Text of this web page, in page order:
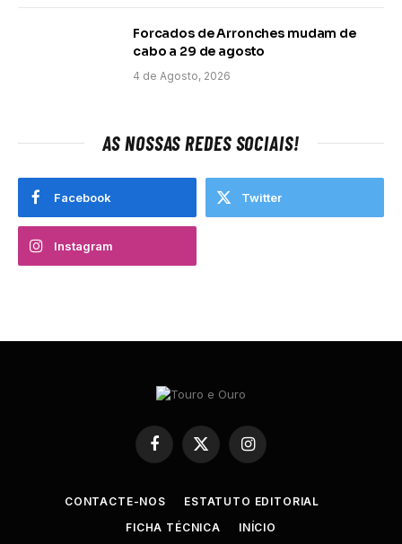
Forcados de Arronches mudam de
cabo a 29 de agosto
4 de Agosto, 2026
AS NOSSAS REDES SOCIAIS!
Facebook Twitter
Instagram
Facebook
X
(Twitter)
Instagram
CONTACTE-NOS
ESTATUTO EDITORIAL
FICHA TÉCNICA
INÍCIO